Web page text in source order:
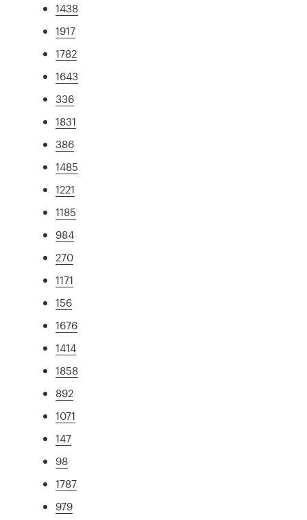
1438
1917
1782
1643
336
1831
386
1485
1221
1185
984
270
1171
156
1676
1414
1858
892
1071
147
98
1787
979